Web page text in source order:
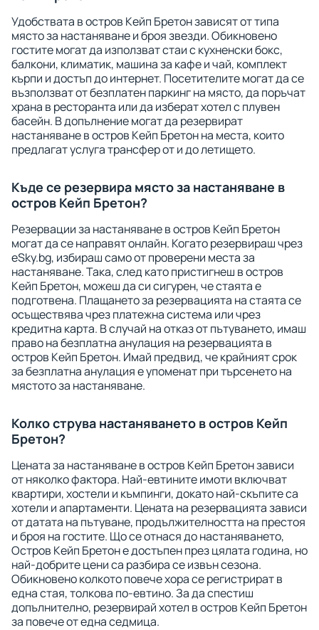
Удобствата в остров Кейп Бретон зависят от типа
място за настаняване и броя звезди. Обикновено
гостите могат да използват стаи с кухненски бокс,
балкони, климатик, машина за кафе и чай, комплект
кърпи и достъп до интернет. Посетителите могат да се
възползват от безплатен паркинг на място, да поръчат
храна в ресторанта или да изберат хотел с плувен
басейн. В допълнение могат да резервират
настаняване в остров Кейп Бретон на места, които
предлагат услуга трансфер от и до летището.
Къде се резервира място за настаняване в
остров Кейп Бретон?
Резервации за настаняване в остров Кейп Бретон
могат да се направят онлайн. Когато резервираш чрез
eSky.bg, избираш само от проверени места за
настаняване. Така, след като пристигнеш в остров
Кейп Бретон, можеш да си сигурен, че стаята е
подготвена. Плащането за резервацията на стаята се
осъществява чрез платежна система или чрез
кредитна карта. В случай на отказ от пътуването, имаш
право на безплатна анулация на резервацията в
остров Кейп Бретон. Имай предвид, че крайният срок
за безплатна анулация е упоменат при търсенето на
мястото за настаняване.
Колко струва настаняването в остров Кейп
Бретон?
Цената за настаняване в остров Кейп Бретон зависи
от няколко фактора. Най-евтините имоти включват
квартири, хостели и къмпинги, докато най-скъпите са
хотели и апартаменти. Цената на резервацията зависи
от датата на пътуване, продължителността на престоя
и броя на гостите. Що се отнася до настаняването,
Остров Кейп Бретон е достъпен през цялата година, но
най-добрите цени са разбира се извън сезона.
Обикновено колкото повече хора се регистрират в
една стая, толкова по-евтино. За да спестиш
допълнително, резервирай хотел в остров Кейп Бретон
за повече от една седмица.